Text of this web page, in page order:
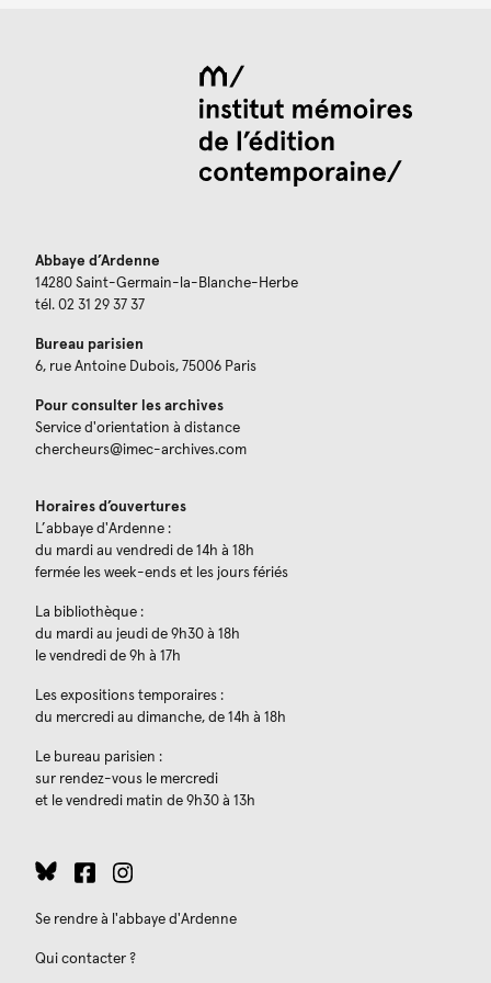
Abbaye d’Ardenne
14280 Saint-Germain-la-Blanche-Herbe
tél. 02 31 29 37 37
Bureau parisien
6, rue Antoine Dubois, 75006 Paris
Pour consulter les archives
Service d'orientation à distance
chercheurs@imec-archives.com
Horaires d’ouvertures
L’abbaye d'Ardenne :
du mardi au vendredi de 14h à 18h
fermée les week-ends et les jours fériés
La bibliothèque :
du mardi au jeudi de 9h30 à 18h
le vendredi de 9h à 17h
Les expositions temporaires :
du mercredi au dimanche, de 14h à 18h
Le bureau parisien :
sur rendez-vous le mercredi
et le vendredi matin de 9h30 à 13h
Se rendre à l'abbaye d'Ardenne
Qui contacter ?